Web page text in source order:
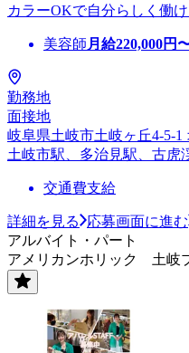
カラーOKで自分らしく働
美容師 月給220,000円
勤務地
面接地
岐阜県土岐市土岐ヶ丘4-5-
土岐市駅、多治見駅、古虎
交通費支給
詳細を見る
応募画面に進む
アルバイト・パート
アメリカンホリック 土岐